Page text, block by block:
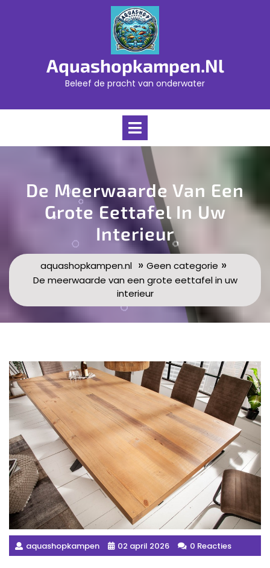
Aquashopkampen.nl
Beleef de pracht van onderwater
Open
De Meerwaarde Van Een
Grote Eettafel In Uw
Interieur
aquashopkampen.nl » Geen categorie »
De meerwaarde van een grote eettafel in uw
interieur
aquashopkampen 02 april 2026 0 Reacties